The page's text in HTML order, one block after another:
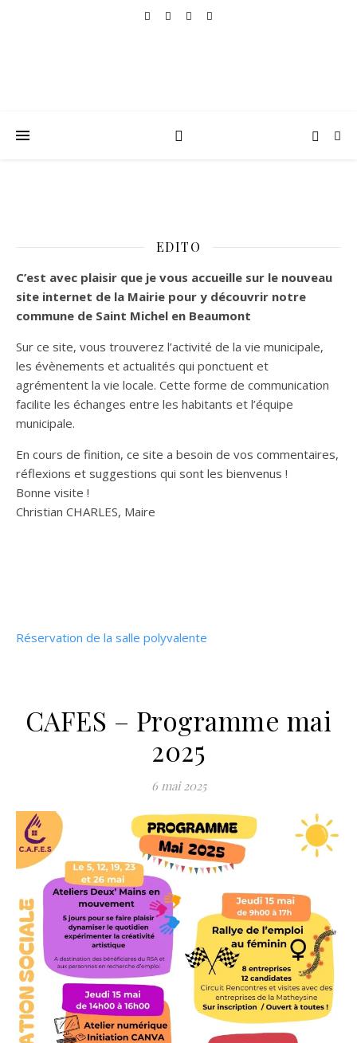
EDITO
C’est avec plaisir que je vous accueille sur le nouveau
site internet de la Mairie pour y découvrir notre
commune de Saint Michel en Beaumont
Sur ce site, vous trouverez l’activité de la vie municipale,
les évènements et actualités qui ponctuent et
agrémentent la vie locale. Cette forme de communication
facilite les échanges entre les habitants et l’équipe
municipale.
En cours de finition, ce site a besoin de vos commentaires,
réflexions et suggestions qui sont les bienvenus !
Bonne visite !
Christian CHARLES, Maire
Réservation de la salle polyvalente
CAFES – Programme mai
2025
6 mai 2025